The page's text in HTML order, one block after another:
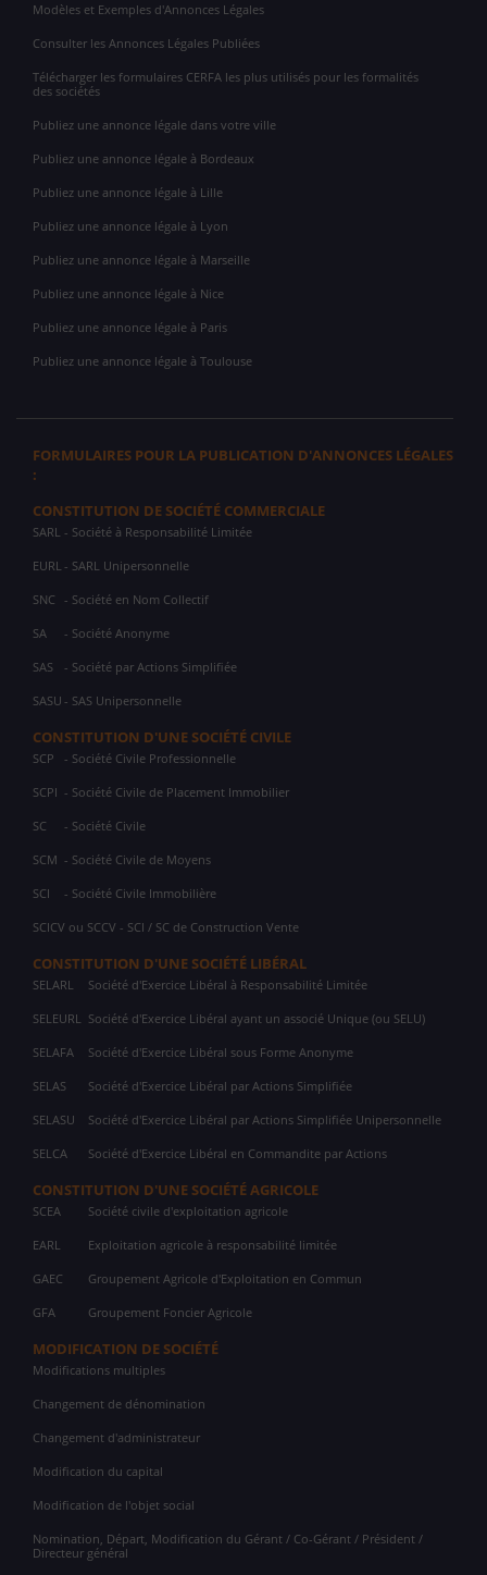
Modèles et Exemples d'Annonces Légales
Consulter les Annonces Légales Publiées
Télécharger les formulaires CERFA les plus utilisés pour les formalités
des sociétés
Publiez une annonce légale dans votre ville
Publiez une annonce légale à Bordeaux
Publiez une annonce légale à Lille
Publiez une annonce légale à Lyon
Publiez une annonce légale à Marseille
Publiez une annonce légale à Nice
Publiez une annonce légale à Paris
Publiez une annonce légale à Toulouse
FORMULAIRES POUR LA PUBLICATION D'ANNONCES LÉGALES
:
CONSTITUTION DE SOCIÉTÉ COMMERCIALE
SARL - Société à Responsabilité Limitée
EURL - SARL Unipersonnelle
SNC - Société en Nom Collectif
SA - Société Anonyme
SAS - Société par Actions Simplifiée
SASU - SAS Unipersonnelle
CONSTITUTION D'UNE SOCIÉTÉ CIVILE
SCP - Société Civile Professionnelle
SCPI - Société Civile de Placement Immobilier
SC - Société Civile
SCM - Société Civile de Moyens
SCI - Société Civile Immobilière
SCICV ou SCCV - SCI / SC de Construction Vente
CONSTITUTION D'UNE SOCIÉTÉ LIBÉRAL
SELARL Société d'Exercice Libéral à Responsabilité Limitée
SELEURL Société d'Exercice Libéral ayant un associé Unique (ou SELU)
SELAFA Société d'Exercice Libéral sous Forme Anonyme
SELAS Société d'Exercice Libéral par Actions Simplifiée
SELASU Société d'Exercice Libéral par Actions Simplifiée Unipersonnelle
SELCA Société d'Exercice Libéral en Commandite par Actions
CONSTITUTION D'UNE SOCIÉTÉ AGRICOLE
SCEA Société civile d'exploitation agricole
EARL Exploitation agricole à responsabilité limitée
GAEC Groupement Agricole d'Exploitation en Commun
GFA Groupement Foncier Agricole
MODIFICATION DE SOCIÉTÉ
Modifications multiples
Changement de dénomination
Changement d'administrateur
Modification du capital
Modification de l'objet social
Nomination, Départ, Modification du Gérant / Co-Gérant / Président /
Directeur général